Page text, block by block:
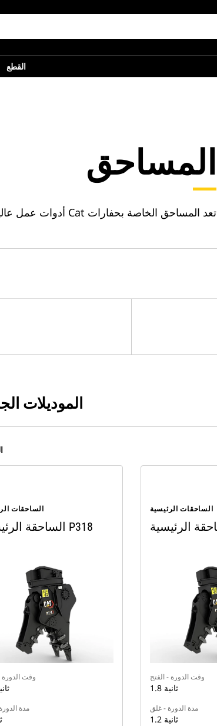
القطع
المساحق
تعد المساحق الخاصة بحفارات Cat أدوات عمل عالية الفعالية لمعالجة الخرسانة في خطوة واحدة.
الموديلات
الساحقات
الساحقة الرئيسية P318
وقت الدورة
1.6
مدة
الساحقات الرئيسية
وقت الدورة - الفتح
1.8 ثانية
مدة الدورة - غلق
1.2 ثانية